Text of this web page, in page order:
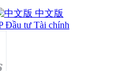
中文版
Đầu tư Tài chính